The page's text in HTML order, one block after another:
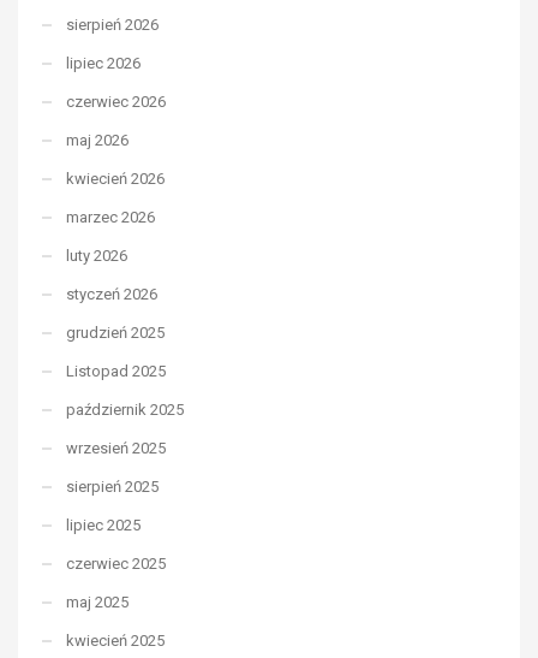
sierpień 2026
lipiec 2026
czerwiec 2026
maj 2026
kwiecień 2026
marzec 2026
luty 2026
styczeń 2026
grudzień 2025
Listopad 2025
październik 2025
wrzesień 2025
sierpień 2025
lipiec 2025
czerwiec 2025
maj 2025
kwiecień 2025